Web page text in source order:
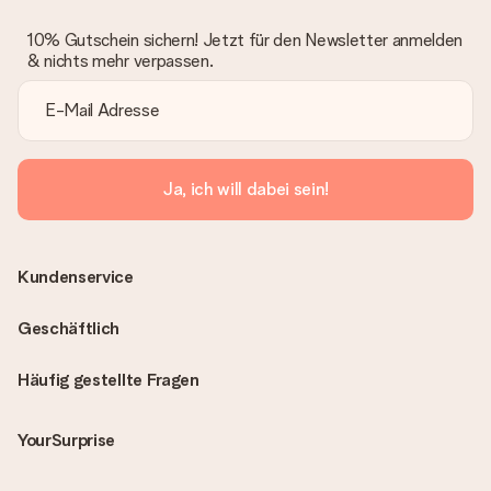
10% Gutschein sichern! Jetzt für den Newsletter anmelden
& nichts mehr verpassen.
Ja, ich will dabei sein!
Häufig gestellte Fragen
YourSurprise
Kundenservice
Geschäftlich